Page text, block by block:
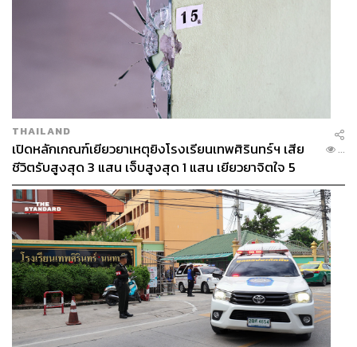
THAILAND
เปิดหลักเกณฑ์เยียวยาเหตุยิงโรงเรียนเทพศิรินทร์ฯ เสีย
ชีวิตรับสูงสุด 3 แสน เจ็บสูงสุด 1 แสน เยียวยาจิตใจ 5
ระดับ
...